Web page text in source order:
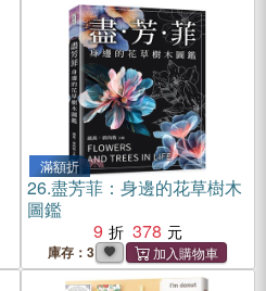
滿額折
26.盡芳菲：身邊的花草樹木
圖鑑
9
378
庫存：3